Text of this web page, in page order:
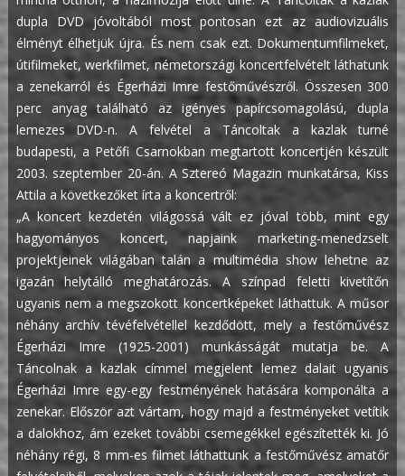
dupla DVD jóvoltából most pontosan ezt az audiovizuális
élményt élhetjük újra. És nem csak ezt. Dokumentumfilmeket,
útifilmeket, werkfilmet, németországi koncertfelvételt láthatunk
a zenekarról és Égerházi Imre festőművészről. Összesen 300
perc anyag található az igényes papírcsomagolású, dupla
lemezes DVD-n. A felvétel a Táncoltak a kazlak turné
budapesti, a Petőfi Csarnokban megtartott koncertjén készült
2003. szeptember 20-án. A Sztereó Magazin munkatársa, Kiss
Attila a következőket írta a koncertről:
„A koncert kezdetén világossá vált ez jóval több, mint egy
hagyományos koncert, napjaink marketing-menedzselt
projektjeinek világában talán a multimédia show lehetne az
igazán helytálló meghatározás. A színpad feletti kivetítőn
ugyanis nem a megszokott koncertképeket láthattuk. A műsor
néhány archív tévéfelvétellel kezdődött, mely a festőművész
Égerházi Imre (1925-2001) munkásságát mutatja be. A
Táncolnak a kazlak címmel megjelent lemez dalait ugyanis
Égerházi Imre egy-egy festményének hatására komponálta a
zenekar. Először azt vártam, hogy majd a festményeket vetítik
a dalokhoz, ám ezeket további csemegékkel egészítették ki. Jó
néhány régi, 8 mm-es filmet láthattunk a festőművész amatőr